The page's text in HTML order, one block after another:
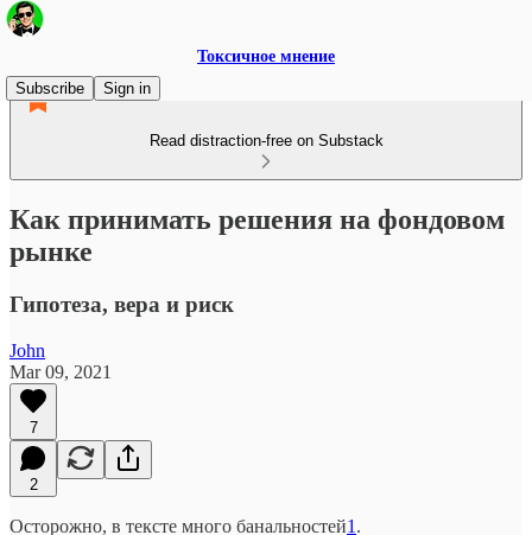
Токсичное мнение
Subscribe
Sign in
Read distraction-free on Substack
Как принимать решения на фондовом
рынке
Гипотеза, вера и риск
John
Mar 09, 2021
7
2
Осторожно, в тексте много банальностей1 .